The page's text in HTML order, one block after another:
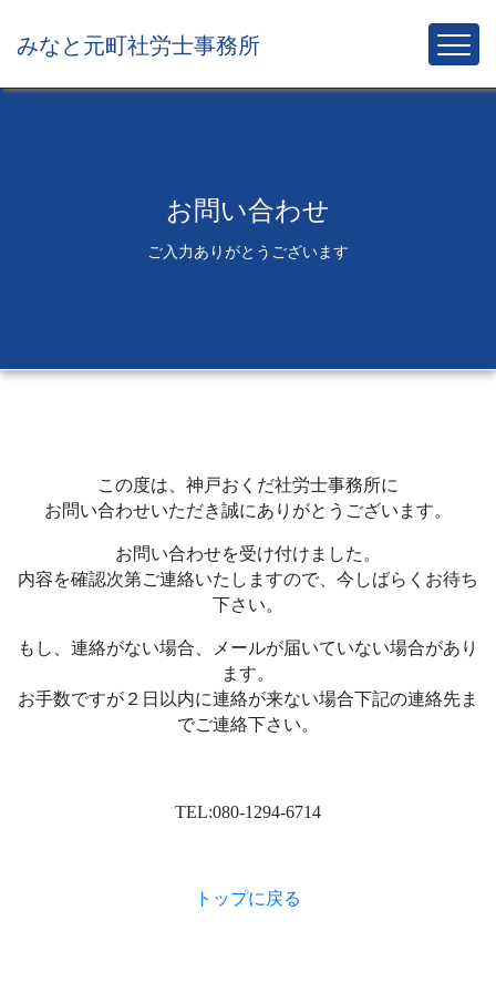
みなと元町社労士事務所
お問い合わせ
ご入力ありがとうございます
この度は、神戸おくだ社労士事務所に
お問い合わせいただき誠にありがとうございます。
お問い合わせを受け付けました。
内容を確認次第ご連絡いたしますので、今しばらくお待ち
下さい。
もし、連絡がない場合、メールが届いていない場合があり
ます。
お手数ですが２日以内に連絡が来ない場合下記の連絡先ま
でご連絡下さい。
TEL:080-1294-6714
トップに戻る